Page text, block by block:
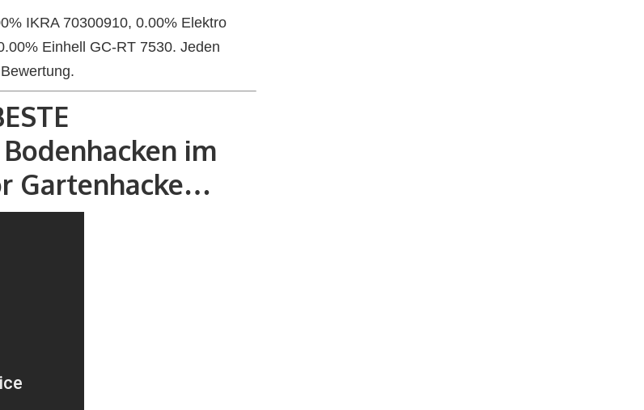
IKRA 70300910, 0.00% Elektro
Einhell GC-RT 7530. Jeden
Bodenhacken im
Gartenhacke…